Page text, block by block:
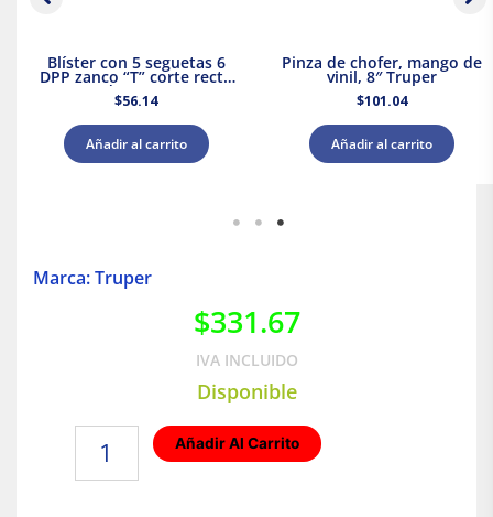
Blíster con 5 seguetas 6
DPP zanco “T” corte recto
madera Truper
$56.14
Añadir al carrito
Pinza de chofer, mango de
vinil, 8″ Truper
$101.04
Añadir al carrito
Marca: Truper
$331.67
IVA INCLUIDO
Disponible
Añadir Al Carrito